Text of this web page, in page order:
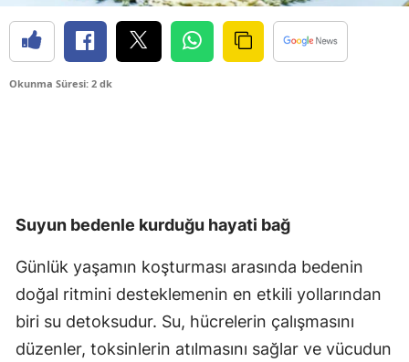
Okunma Süresi: 2 dk
Suyun bedenle kurduğu hayati bağ
Günlük yaşamın koşturması arasında bedenin
doğal ritmini desteklemenin en etkili yollarından
biri su detoksudur. Su, hücrelerin çalışmasını
düzenler, toksinlerin atılmasını sağlar ve vücudun